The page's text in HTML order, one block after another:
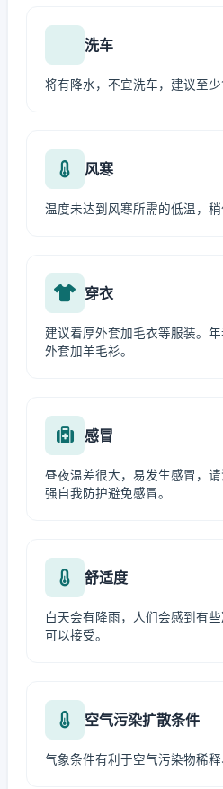
洗车
将有降水，不宜洗车，建议至少
风寒
温度未达到风寒所需的低温，稍
穿衣
建议着厚外套加毛衣等服装。
外套加羊毛衫。
感冒
昼夜温差很大，易发生感冒，
强自我防护避免感冒。
舒适度
白天会有降雨，人们会感到有
可以接受。
空气污染扩散条件
气象条件有利于空气污染物稀释